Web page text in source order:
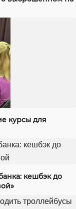
курсы для
кешбэк до